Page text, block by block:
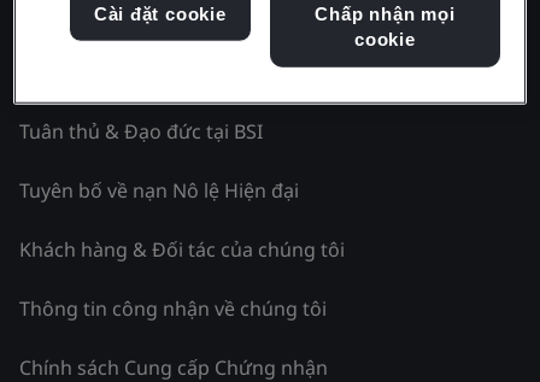
Khám phá BSI - Việt Nam
Cơ quan Tiêu chuẩn Quốc gia
Tuân thủ & Đạo đức tại BSI
Tuyên bố về nạn Nô lệ Hiện đại
Khách hàng & Đối tác của chúng tôi
Thông tin công nhận về chúng tôi
Chính sách Cung cấp Chứng nhận
Cài đặt cookie
Chấp nhận mọi
cookie